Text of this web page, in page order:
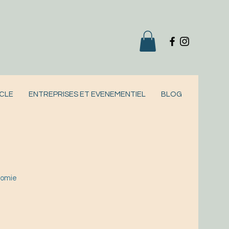
ENTREPRISES ET EVENEMENTIEL BLOG